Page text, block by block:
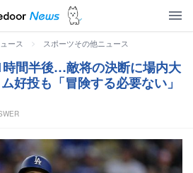
ース > スポーツその他ニュース
時間半後…敵将の決断に場内大
好投も「冒険する必要ない」